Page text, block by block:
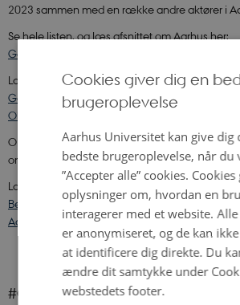
2023 sammen med en række andre aktører i
Se hele listen, og læs afsnittet om Aarhus her:
Gå til TIMEs liste The world's greatest places of
Læs pressemeddelelsen, og find pressebilleder
Gå til Via Ritzau for at læse pressemeddelelsen:
Observatoriet på liste over verdens bedste steder
Ole Rømer Observatoriet genåbnede 25.
omfattende restaurering.
Læs pressemeddelelsen, og find pressebilleder
Besøg Via Ritzau for at læse
Aarhus-observatorie ved højlys dag
#OleRømerObservatoriet på
Cookies giver dig en
brugeroplevelse
Aarhus Universitet kan give dig
bedste brugeroplevelse, når
”Accepter alle” cookies.
oplysninger om, hvordan en
interagerer med et website.
er anonymiseret, og de kan
at identificere dig direkte. Du
ændre dit samtykke under
webstedets footer.